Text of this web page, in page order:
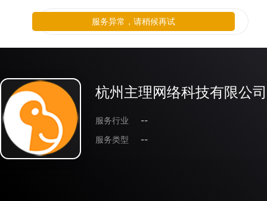
杭州主理网络科技有限公司
服务行业
--
服务类型
--
服务异常，请稍候再试